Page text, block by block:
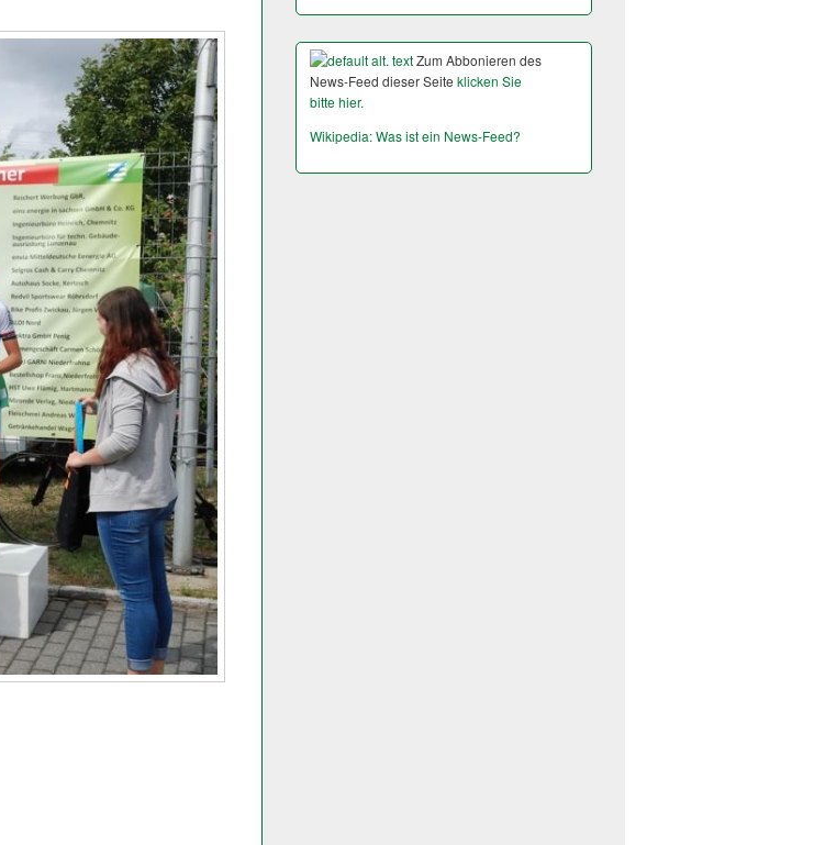
Zum Abbonieren des
News-Feed dieser Seite klicken Sie
bitte hier.
Wikipedia: Was ist ein News-Feed?